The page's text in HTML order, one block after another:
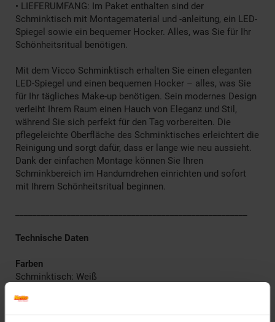
• LIEFERUMFANG: Im Paket enthalten sind der
Schminktisch mit Montagematerial und -anleitung, ein LED-
Spiegel sowie ein bequemer Hocker. Alles, was Sie für Ihr
Schönheitsritual benötigen.
Mit dem Vicco Schminktisch erhalten Sie einen eleganten
LED-Spiegel und einen bequemen Hocker – alles, was Sie
für Ihr tägliches Make-up benötigen. Sein modernes Design
verleiht Ihrem Raum einen Hauch von Eleganz und Stil,
während Sie sich perfekt für den Tag vorbereiten. Die
pflegeleichte Oberfläche des Schminktisches erleichtert die
Reinigung und sorgt dafür, dass er lange wie neu aussieht.
Dank der einfachen Montage können Sie Ihren
Schminkbereich im Handumdrehen einrichten und sofort
mit Ihrem Schönheitsritual beginnen.
Technische Daten
Farben
Schminktisch: Weiß
Maße